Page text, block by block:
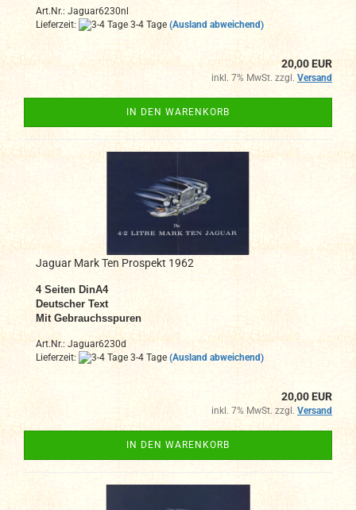
Art.Nr.: Jaguar6230nl
Lieferzeit:
3-4 Tage (Ausland abweichend)
20,00 EUR
inkl. 7% MwSt. zzgl. Versand
IN DEN WARENKORB
Jaguar Mark Ten Prospekt 1962
4 Seiten DinA4
Deutscher Text
Mit Gebrauchsspuren
Art.Nr.: Jaguar6230d
Lieferzeit:
3-4 Tage (Ausland abweichend)
20,00 EUR
inkl. 7% MwSt. zzgl. Versand
IN DEN WARENKORB